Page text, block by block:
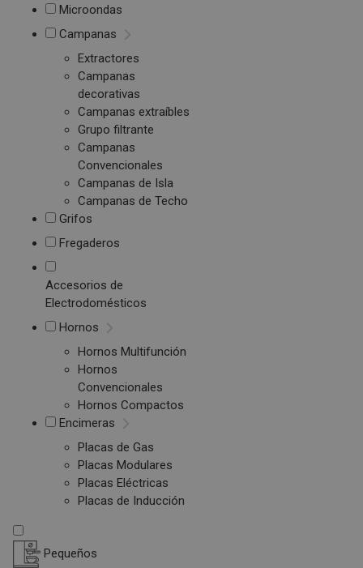
Microondas
Campanas
Extractores
Campanas
decorativas
Campanas extraíbles
Grupo filtrante
Campanas
Convencionales
Campanas de Isla
Campanas de Techo
Grifos
Fregaderos
Accesorios de
Electrodomésticos
Hornos
Hornos Multifunción
Hornos
Convencionales
Hornos Compactos
Encimeras
Placas de Gas
Placas Modulares
Placas Eléctricas
Placas de Inducción
Pequeños